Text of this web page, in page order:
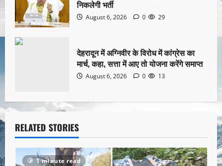
निकलेगी भर्ती
August 6, 2026 0 29
देहरादून में अग्निवीर के विरोध में कांग्रेस का
मार्च, कहा, सत्ता में आए तो योजना करेंगे समाप्त
August 6, 2026 0 13
RELATED STORIES
1 minute read